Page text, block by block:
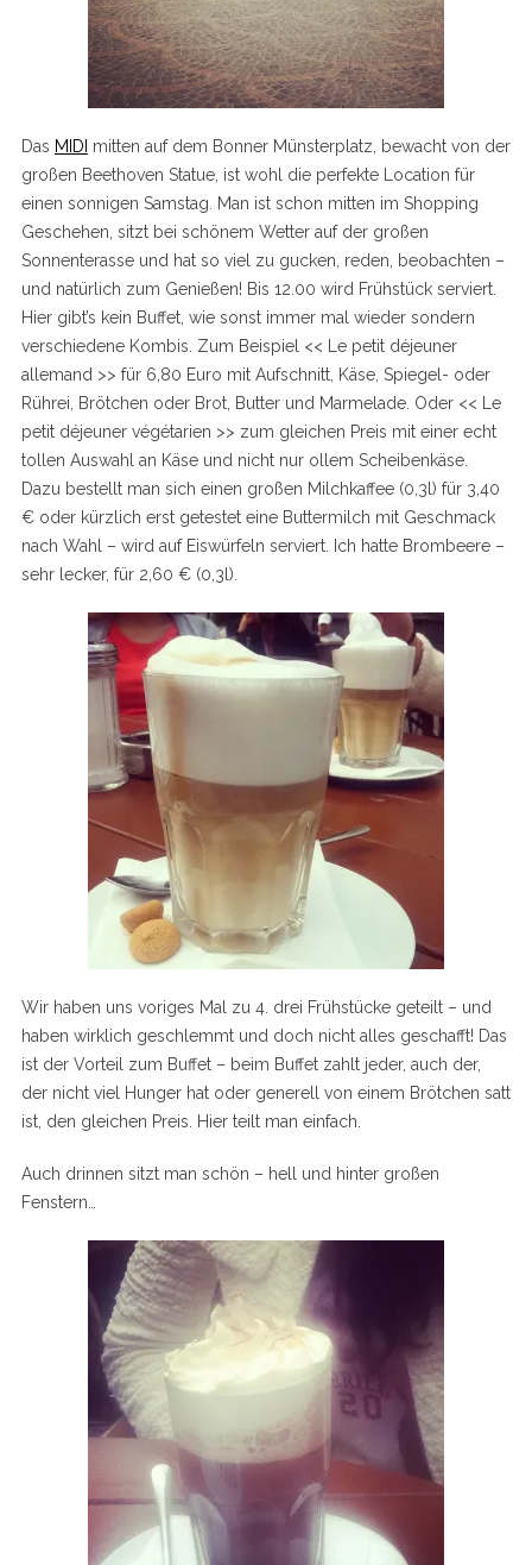
Das MIDI mitten auf dem Bonner Münsterplatz, bewacht von der
großen Beethoven Statue, ist wohl die perfekte Location für
einen sonnigen Samstag. Man ist schon mitten im Shopping
Geschehen, sitzt bei schönem Wetter auf der großen
Sonnenterasse und hat so viel zu gucken, reden, beobachten –
und natürlich zum Genießen! Bis 12.00 wird Frühstück serviert.
Hier gibt’s kein Buffet, wie sonst immer mal wieder sondern
verschiedene Kombis. Zum Beispiel << Le petit déjeuner
allemand >> für 6,80 Euro mit Aufschnitt, Käse, Spiegel- oder
Rührei, Brötchen oder Brot, Butter und Marmelade. Oder << Le
petit déjeuner végétarien >> zum gleichen Preis mit einer echt
tollen Auswahl an Käse und nicht nur ollem Scheibenkäse.
Dazu bestellt man sich einen großen Milchkaffee (0,3l) für 3,40
€ oder kürzlich erst getestet eine Buttermilch mit Geschmack
nach Wahl – wird auf Eiswürfeln serviert. Ich hatte Brombeere –
sehr lecker, für 2,60 € (0,3l).
Wir haben uns voriges Mal zu 4. drei Frühstücke geteilt – und
haben wirklich geschlemmt und doch nicht alles geschafft! Das
ist der Vorteil zum Buffet – beim Buffet zahlt jeder, auch der,
der nicht viel Hunger hat oder generell von einem Brötchen satt
ist, den gleichen Preis. Hier teilt man einfach.
Auch drinnen sitzt man schön – hell und hinter großen
Fenstern…